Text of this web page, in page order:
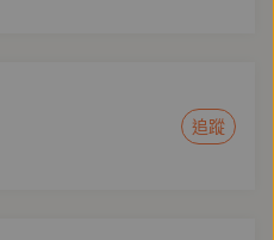
追蹤